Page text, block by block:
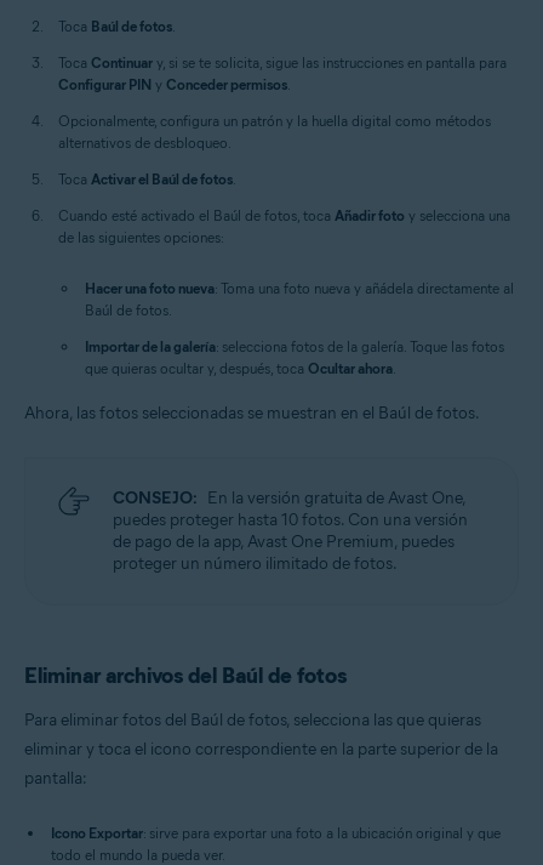
Toca Baúl de fotos.
Toca Continuar y, si se te solicita, sigue las instrucciones en pantalla para
Configurar PIN y Conceder permisos.
Opcionalmente, configura un patrón y la huella digital como métodos
alternativos de desbloqueo.
Toca Activar el Baúl de fotos.
Cuando esté activado el Baúl de fotos, toca Añadir foto y selecciona una
de las siguientes opciones:
Hacer una foto nueva: Toma una foto nueva y añádela directamente al
Baúl de fotos.
Importar de la galería: selecciona fotos de la galería. Toque las fotos
que quieras ocultar y, después, toca Ocultar ahora.
Ahora, las fotos seleccionadas se muestran en el Baúl de fotos.
CONSEJO: En la versión gratuita de Avast One,
puedes proteger hasta 10 fotos. Con una versión
de pago de la app, Avast One Premium, puedes
proteger un número ilimitado de fotos.
Eliminar archivos del Baúl de fotos
Para eliminar fotos del Baúl de fotos, selecciona las que quieras
eliminar y toca el icono correspondiente en la parte superior de la
pantalla:
Icono Exportar: sirve para exportar una foto a la ubicación original y que
todo el mundo la pueda ver.